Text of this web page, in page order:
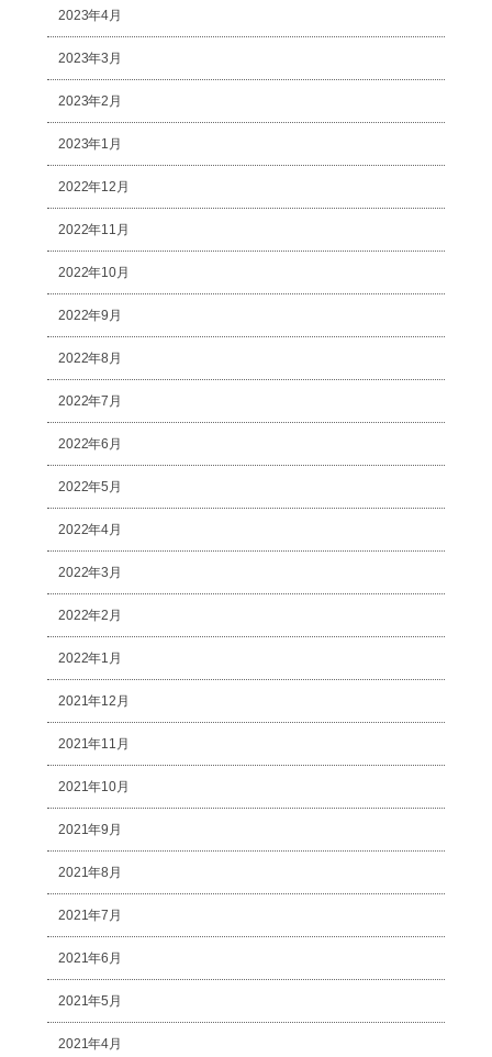
2023年4月
2023年3月
2023年2月
2023年1月
2022年12月
2022年11月
2022年10月
2022年9月
2022年8月
2022年7月
2022年6月
2022年5月
2022年4月
2022年3月
2022年2月
2022年1月
2021年12月
2021年11月
2021年10月
2021年9月
2021年8月
2021年7月
2021年6月
2021年5月
2021年4月